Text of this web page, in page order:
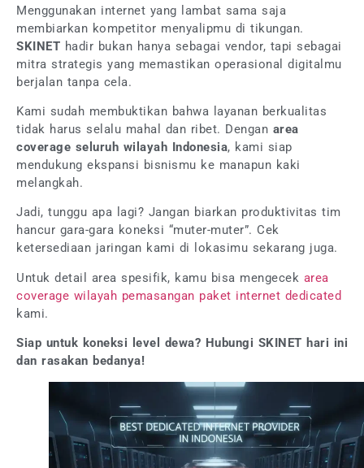
Menggunakan internet yang lambat sama saja
membiarkan kompetitor menyalipmu di tikungan.
SKINET hadir bukan hanya sebagai vendor, tapi sebagai
mitra strategis yang memastikan operasional digitalmu
berjalan tanpa cela.
Kami sudah membuktikan bahwa layanan berkualitas
tidak harus selalu mahal dan ribet. Dengan area
coverage seluruh wilayah Indonesia, kami siap
mendukung ekspansi bisnismu ke manapun kaki
melangkah.
Jadi, tunggu apa lagi? Jangan biarkan produktivitas tim
hancur gara-gara koneksi “muter-muter”. Cek
ketersediaan jaringan kami di lokasimu sekarang juga.
Untuk detail area spesifik, kamu bisa mengecek area
coverage wilayah pemasangan paket internet dedicated
kami.
Siap untuk koneksi level dewa? Hubungi SKINET hari ini
dan rasakan bedanya!